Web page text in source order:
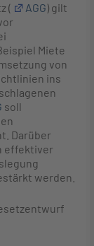
( AGG) gilt
Miete
von
ins
soll
Darüber
effektiver
werden.